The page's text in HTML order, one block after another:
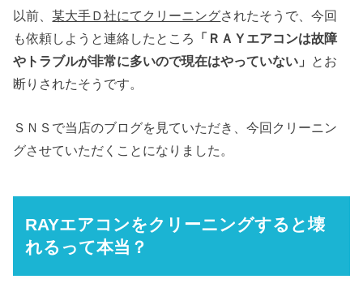
以前、 某大手Ｄ社にてクリーニングされたそうで、今回
も依頼しようと連絡したところ
「ＲＡＹエアコンは故障
やトラブルが非常に多いので現在はやっていない」 とお
断りされたそうです。
ＳＮＳで当店のブログを見ていただき、今回クリーニン
グさせていただくことになりました。
RAYエアコンをクリーニングすると壊
れるって本当？